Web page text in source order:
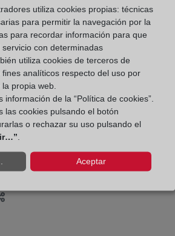
propia aplicación, optar por la
completa -con envío del
certificado de aprobación de
o por la presentación
-con envío digital del fichero
en papel de la
corresponda-, además, el
en D2 puede presentarse, en
de la Sede Electrónica de
utiliza cookies propias: técnicas
para permitir la navegación por la
para recordar información para que
con determinadas
utiliza cookies de terceros de
analíticos respecto del uso por
propia web.
información de la “Política de cookies”.
las cookies pulsando el botón
o rechazar su uso pulsando el
Aceptar